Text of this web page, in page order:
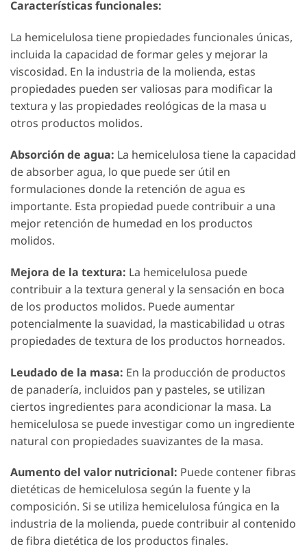
Características funcionales:
La hemicelulosa tiene propiedades funcionales únicas,
incluida la capacidad de formar geles y mejorar la
viscosidad. En la industria de la molienda, estas
propiedades pueden ser valiosas para modificar la
textura y las propiedades reológicas de la masa u
otros productos molidos.
Absorción de agua: La hemicelulosa tiene la capacidad
de absorber agua, lo que puede ser útil en
formulaciones donde la retención de agua es
importante. Esta propiedad puede contribuir a una
mejor retención de humedad en los productos
molidos.
Mejora de la textura: La hemicelulosa puede
contribuir a la textura general y la sensación en boca
de los productos molidos. Puede aumentar
potencialmente la suavidad, la masticabilidad u otras
propiedades de textura de los productos horneados.
Leudado de la masa: En la producción de productos
de panadería, incluidos pan y pasteles, se utilizan
ciertos ingredientes para acondicionar la masa. La
hemicelulosa se puede investigar como un ingrediente
natural con propiedades suavizantes de la masa.
Aumento del valor nutricional: Puede contener fibras
dietéticas de hemicelulosa según la fuente y la
composición. Si se utiliza hemicelulosa fúngica en la
industria de la molienda, puede contribuir al contenido
de fibra dietética de los productos finales.